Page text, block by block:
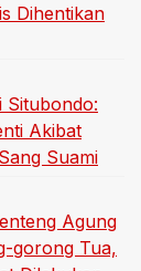
Dihentikan
Situbondo:
Akibat
Suami
Agung
gorong Tua,